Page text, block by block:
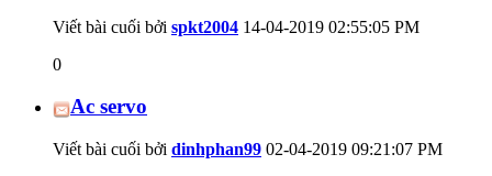
Viết bài cuối bởi spkt2004 14-04-2019 02:55:05 PM
0
Ac servo
Viết bài cuối bởi dinhphan99 02-04-2019 09:21:07 PM